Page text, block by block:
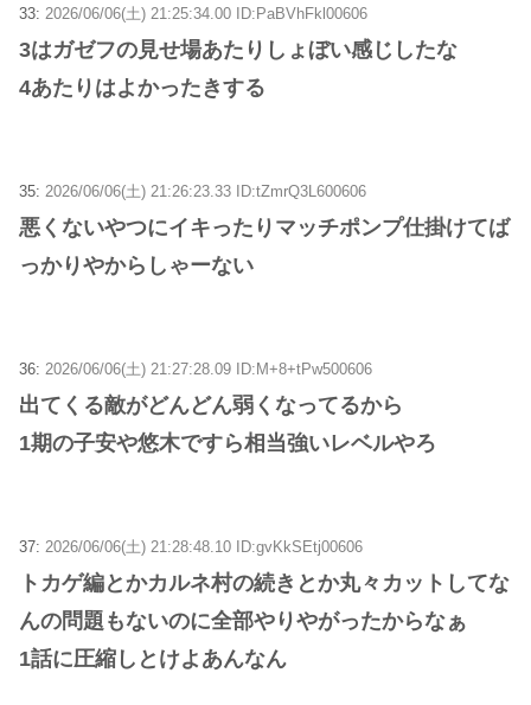
33: 2026/06/06(土) 21:25:34.00 ID:PaBVhFkl00606
3はガゼフの見せ場あたりしょぼい感じしたな
4あたりはよかったきする
35: 2026/06/06(土) 21:26:23.33 ID:tZmrQ3L600606
悪くないやつにイキったりマッチポンプ仕掛けてば
っかりやからしゃーない
36: 2026/06/06(土) 21:27:28.09 ID:M+8+tPw500606
出てくる敵がどんどん弱くなってるから
1期の子安や悠木ですら相当強いレベルやろ
37: 2026/06/06(土) 21:28:48.10 ID:gvKkSEtj00606
トカゲ編とかカルネ村の続きとか丸々カットしてな
んの問題もないのに全部やりやがったからなぁ
1話に圧縮しとけよあんなん